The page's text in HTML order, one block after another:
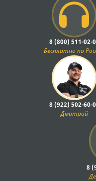
8 (800) 511-02-
Бесплатно по
8 (922) 502-60-
Дмитрий
8